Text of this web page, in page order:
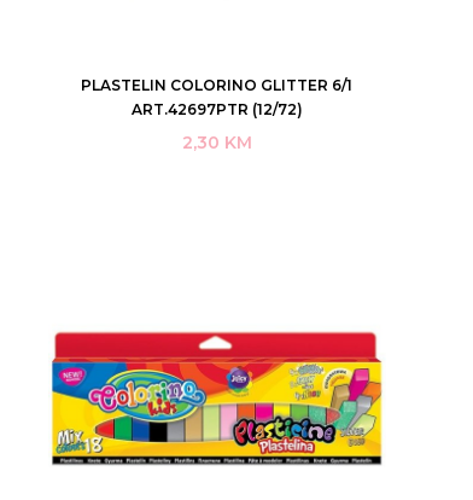
DODAJ U KORPU
KUPI ODMAH
PLASTELIN COLORINO GLITTER 6/1
ART.42697PTR (12/72)
2,30 KM